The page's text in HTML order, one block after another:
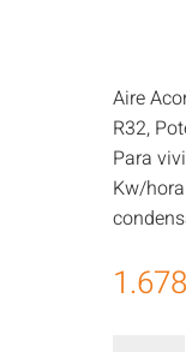
Aire
R32,
Para
Kw/